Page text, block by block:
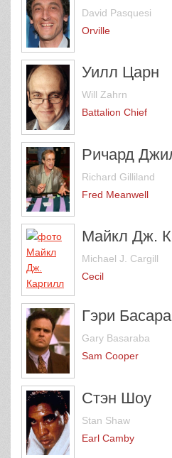
David Pasquesi
Orville
Уилл Царн
Will Zahrn
Battalion Chief
Ричард
Richard Gilliland
Fred Meanwell
Майкл Дж.
Michael J. Cargill
Cecil
Гэри
Gary Basaraba
Sam Cooper
Стэн Шоу
Stan Shaw
Earl Camby